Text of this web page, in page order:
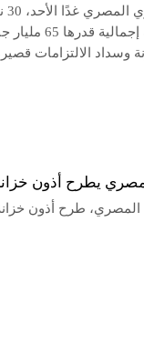
وزارة
وسداد الالتزامات
أذون خزانة بقيمة 1.5 مليار دولار